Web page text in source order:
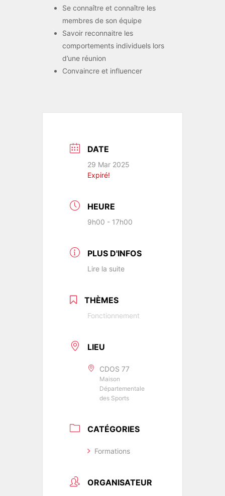
Se connaître et connaître les
membres de son équipe
Savoir reconnaitre les
comportements individuels lors
d’une réunion
Convaincre et influencer
DATE
29 Mar 2025
Expiré!
HEURE
9h00 - 17h00
PLUS D'INFOS
Lire la suite
THÈMES
Fonctionnement
LIEU
CDOS 77
Maison
Départementale
des Sports
CATÉGORIES
Formations
ORGANISATEUR